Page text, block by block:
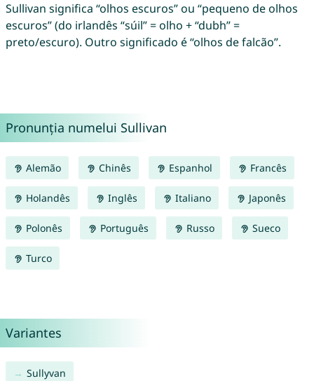
Sullivan significa “olhos escuros” ou “pequeno de olhos
escuros” (do irlandês “súil” = olho + “dubh” =
preto/escuro). Outro significado é “olhos de falcão”.
Pronunția numelui Sullivan
Alemão Chinês Espanhol Francês
Holandês Inglês Italiano Japonês
Polonês Português Russo Sueco
Turco
Variantes
Sullyvan